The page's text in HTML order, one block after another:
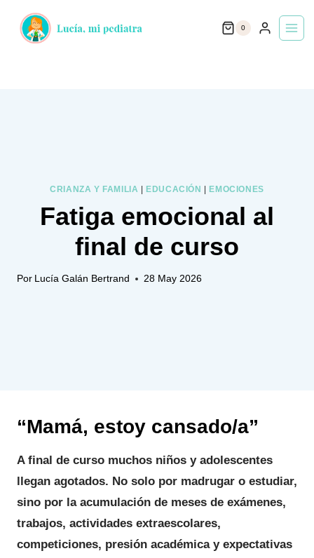
0
CRIANZA Y FAMILIA EDUCACIÓN EMOCIONES
Fatiga emocional al
final de curso
Por Lucía Galán Bertrand 28 May 2026
“Mamá, estoy cansado/a”
A final de curso muchos niños y adolescentes
llegan agotados. No solo por madrugar o estudiar,
sino por la acumulación de meses de exámenes,
trabajos, actividades extraescolares,
competiciones, presión académica y expectativas